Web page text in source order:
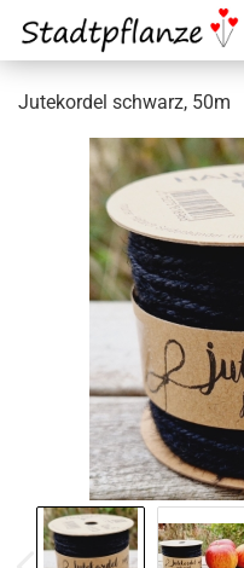
Jutekordel schwarz, 50m